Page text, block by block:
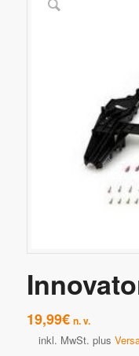
19,99€ n. v.
inkl. MwSt. plus